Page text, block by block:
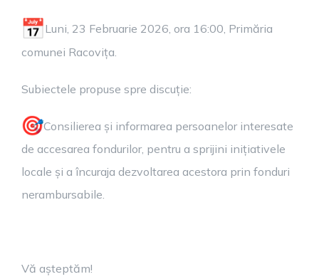
Luni, 23 Februarie 2026, ora 16:00, Primăria
comunei Racovița.
Subiectele propuse spre discuție:
Consilierea și informarea persoanelor interesate
de accesarea fondurilor, pentru a sprijini inițiativele
locale și a încuraja dezvoltarea acestora prin fonduri
nerambursabile.
Vă așteptăm!